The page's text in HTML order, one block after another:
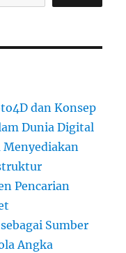
dan Konsep
Dunia Digital
Menyediakan
Pencarian
Sumber
Angka